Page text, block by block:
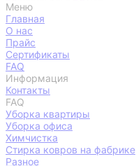
Меню
Главная
О нас
Прайс
Сертификаты
FAQ
Информация
Контакты
FAQ
Уборка квартиры
Уборка офиса
Химчистка
Стирка ковров на фабрике
Разное